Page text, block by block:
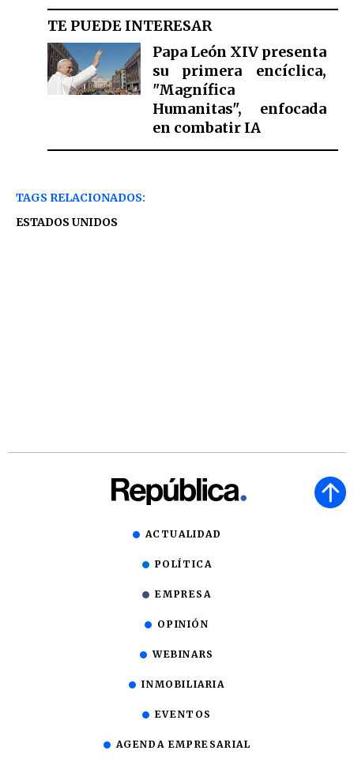
TE PUEDE INTERESAR
Papa León XIV presenta
su primera encíclica,
"Magnífica
Humanitas", enfocada
en combatir IA
TAGS RELACIONADOS:
ESTADOS UNIDOS
ACTUALIDAD
POLÍTICA
EMPRESA
OPINIÓN
WEBINARS
INMOBILIARIA
EVENTOS
AGENDA EMPRESARIAL